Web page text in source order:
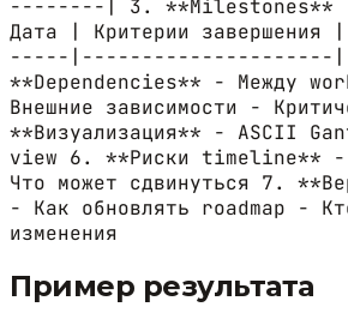
--------| 3. **Milestones**
Дата | Критерии
-----|---------------------|
**Dependencies** - Между
Внешние зависимости -
**Визуализация** - ASCII
view 6. **Риски timeline** -
Что может сдвинуться 7.
- Как обновлять roadmap -
изменения
Пример результата